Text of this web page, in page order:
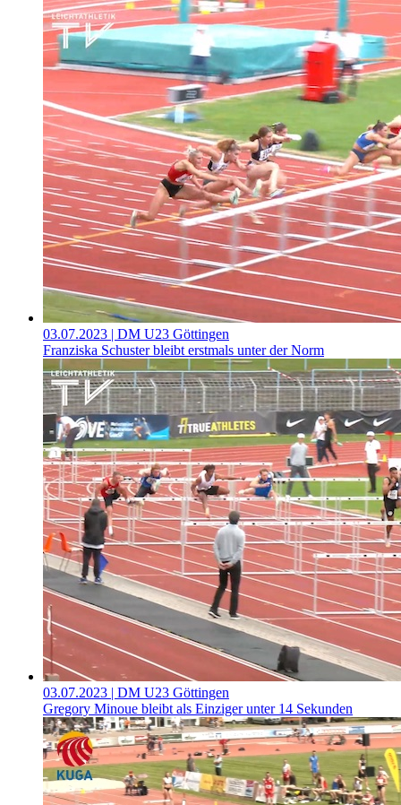
03.07.2023 | DM U23 Göttingen
Franziska Schuster bleibt erstmals unter der Norm
03.07.2023 | DM U23 Göttingen
Gregory Minoue bleibt als Einziger unter 14 Sekunden